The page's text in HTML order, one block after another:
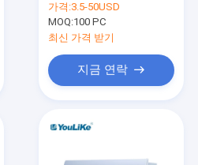
가격:3.5-50USD
MOQ:100 PC
최신 가격 받기
지금 연락